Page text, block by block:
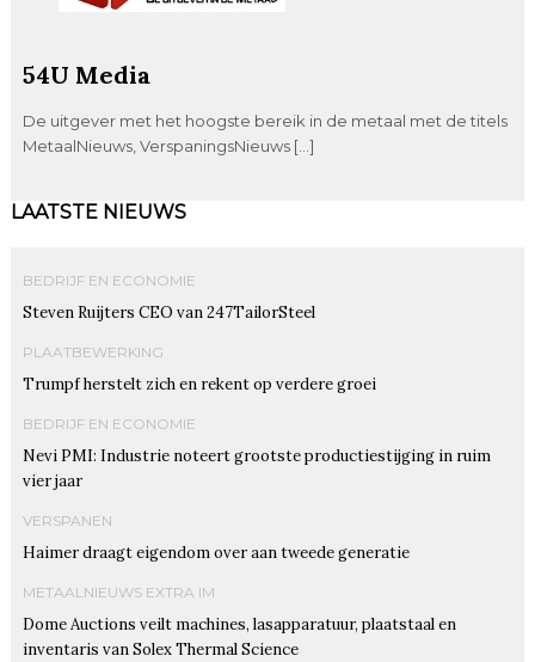
54U Media
De uitgever met het hoogste bereik in de metaal met de titels
MetaalNieuws, VerspaningsNieuws […]
LAATSTE NIEUWS
BEDRIJF EN ECONOMIE
Steven Ruijters CEO van 247TailorSteel
PLAATBEWERKING
Trumpf herstelt zich en rekent op verdere groei
BEDRIJF EN ECONOMIE
Nevi PMI: Industrie noteert grootste productiestijging in ruim
vier jaar
VERSPANEN
Haimer draagt eigendom over aan tweede generatie
METAALNIEUWS EXTRA IM
Dome Auctions veilt machines, lasapparatuur, plaatstaal en
inventaris van Solex Thermal Science